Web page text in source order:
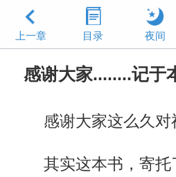
上一章 目录 夜间
感谢大家........记于
感谢大家这么久
其实这本书，寄